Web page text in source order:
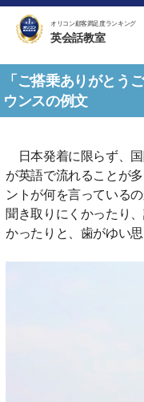
オリコン顧客満足度ランキング
英会話教室
「ご搭乗ありがとう
ウンスの例文
日本発着に限らず、
が英語で流れることが
ントが何を言っている
聞き取りにくかったり
かったりと、歯がゆい